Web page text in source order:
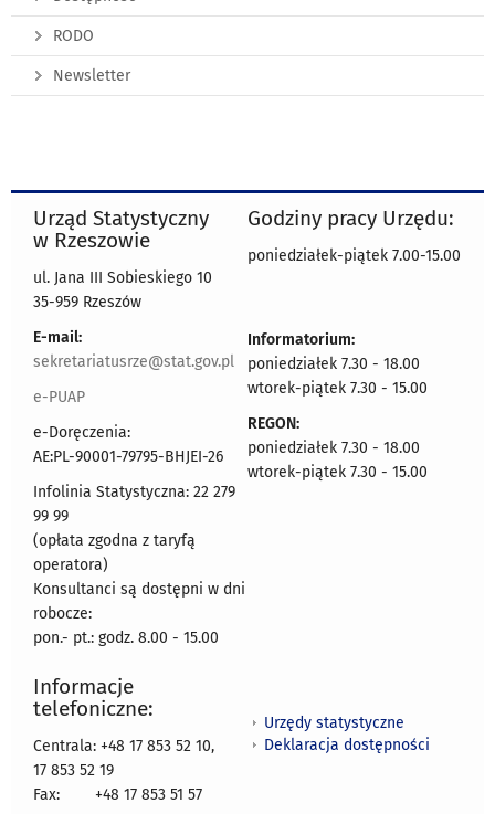
RODO
Newsletter
Urząd Statystyczny
w Rzeszowie
ul. Jana III Sobieskiego 10
35-959 Rzeszów
E-mail:
sekretariatusrze@stat.gov.pl
e-PUAP
e-Doręczenia:
AE:PL-90001-79795-BHJEI-26
Infolinia Statystyczna: 22 279
99 99
(opłata zgodna z taryfą
operatora)
Konsultanci są dostępni w dni
robocze:
pon.- pt.: godz. 8.00 - 15.00
Godziny pracy Urzędu:
poniedziałek-piątek 7.00-15.00
Informatorium:
poniedziałek 7.30 - 18.00
wtorek-piątek 7.30 - 15.00
REGON:
poniedziałek 7.30 - 18.00
wtorek-piątek 7.30 - 15.00
Informacje
telefoniczne:
Centrala: +48 17 853 52 10,
17 853 52 19
Fax:
+48 17 853 51 57
Urzędy statystyczne
Deklaracja dostępności